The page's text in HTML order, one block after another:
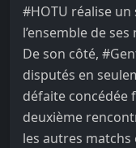
#HOTU réalise
l’ensemble de ses
De son côté,
disputés en
défaite concédée
deuxième
les autres matchs